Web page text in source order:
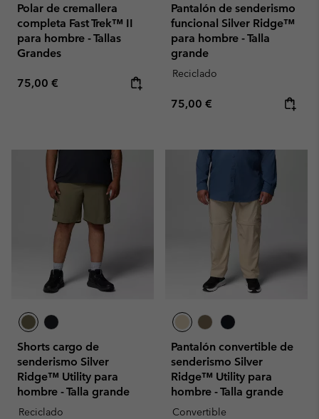
Polar de cremallera
completa Fast Trek™ II
para hombre - Tallas
Grandes
Regular price:
75,00 €
Pantalón de senderismo
funcional Silver Ridge™
para hombre - Talla
grande
Reciclado
Regular price:
75,00 €
Shorts cargo de
senderismo Silver
Ridge™ Utility para
hombre - Talla grande
Reciclado
Pantalón convertible de
senderismo Silver
Ridge™ Utility para
hombre - Talla grande
Convertible